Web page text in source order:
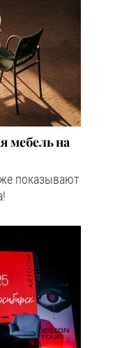
мебель на
показывают